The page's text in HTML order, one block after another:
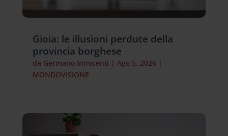
Gioia: le illusioni perdute della
provincia borghese
da Germano Innocenti | Ago 5, 2026 |
MONDOVISIONE